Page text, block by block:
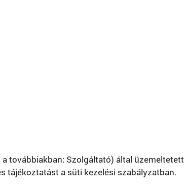
továbbiakban: Szolgáltató) által üzemeltetett
tájékoztatást a süti kezelési szabályzatban.